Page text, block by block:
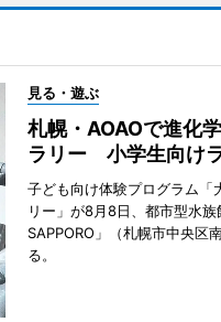
見る・遊ぶ
札幌・AOAOで進化
ラリー 小学生向け
子ども向け体験プログラム「
リー」が8月8日、都市型水族
SAPPORO」（札幌市中央区
る。